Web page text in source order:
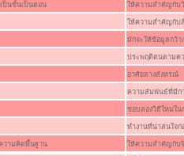
ป็นขั้นเป็นตอน ให้ความสำคัญกับ
ให้ความสำคัญกับ
มักจะให้ข้อมูลกว้า
ประพฤติตนตามค
อาศัยลางสังหรณ์
ความสัมพันธ์ที่มีก
ชอบลองวิธีใหม่ใ
ทำงานที่น่าสนใจก่
วามคิดพื้นฐาน ให้ความสำคัญกับ